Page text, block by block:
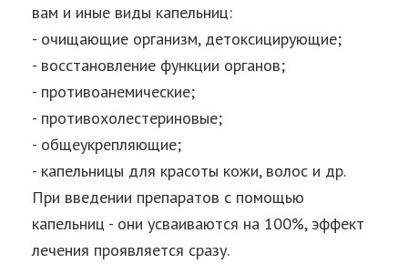
вам и иные виды капельниц:
- очищающие организм, детоксицирующие;
- восстановление функции органов;
- противоанемические;
- противохолестериновые;
- общеукрепляющие;
- капельницы для красоты кожи, волос и др.
При введении препаратов с помощью
капельниц - они усваиваются на 100%, эффект
лечения проявляется сразу.